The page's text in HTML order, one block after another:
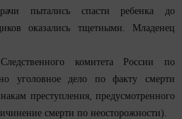
пытались спасти ребенка до
оказались тщетными. Младенец
комитета России по
уголовное дело по факту смерти
преступления, предусмотренного
смерти по неосторожности).